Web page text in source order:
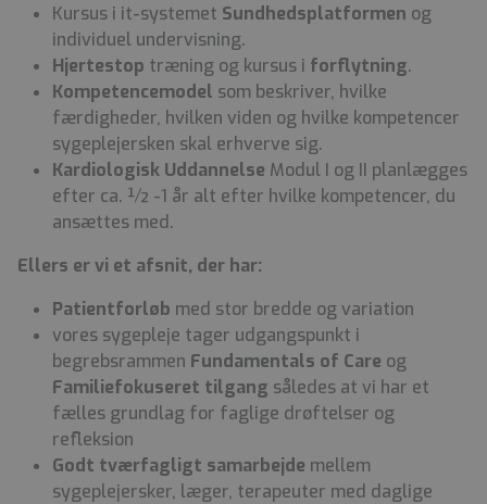
Kursus i it-systemet Sundhedsplatformen og
individuel undervisning.
Hjertestop træning og kursus i forflytning.
Kompetencemodel som beskriver, hvilke
færdigheder, hvilken viden og hvilke kompetencer
sygeplejersken skal erhverve sig.
Kardiologisk Uddannelse Modul I og II planlægges
efter ca. ½ -1 år alt efter hvilke kompetencer, du
ansættes med.
Ellers er vi et afsnit, der har:
Patientforløb med stor bredde og variation
vores sygepleje tager udgangspunkt i
begrebsrammen Fundamentals of Care og
Familiefokuseret tilgang således at vi har et
fælles grundlag for faglige drøftelser og
refleksion
Godt tværfagligt samarbejde mellem
sygeplejersker, læger, terapeuter med daglige